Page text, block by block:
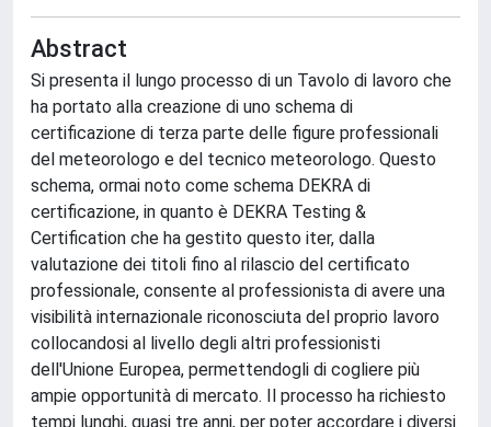
Abstract
Si presenta il lungo processo di un Tavolo di lavoro che
ha portato alla creazione di uno schema di
certificazione di terza parte delle figure professionali
del meteorologo e del tecnico meteorologo. Questo
schema, ormai noto come schema DEKRA di
certificazione, in quanto è DEKRA Testing &
Certification che ha gestito questo iter, dalla
valutazione dei titoli fino al rilascio del certificato
professionale, consente al professionista di avere una
visibilità internazionale riconosciuta del proprio lavoro
collocandosi al livello degli altri professionisti
dell'Unione Europea, permettendogli di cogliere più
ampie opportunità di mercato. Il processo ha richiesto
tempi lunghi, quasi tre anni, per poter accordare i diversi